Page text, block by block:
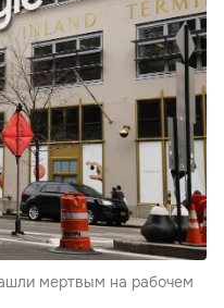
мертвым на рабочем